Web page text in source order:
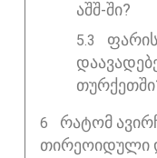
აშშ-ში?
ᲠᲐᲢᲝᲛ
ᲗᲘᲠᲔᲝᲘᲓᲣᲚᲘ